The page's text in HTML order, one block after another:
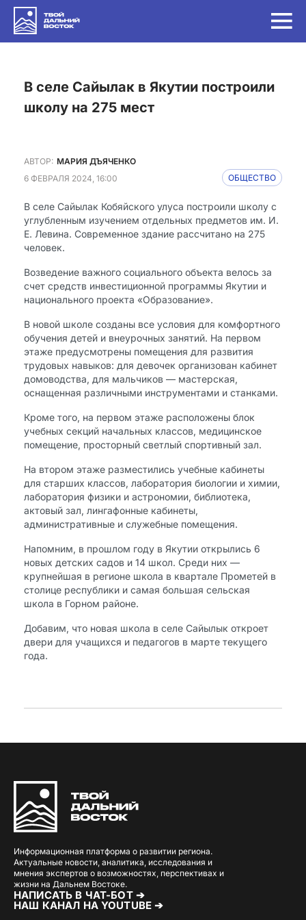
в селе Сайылак в Якутии построили
школу на 275 мест
АВТОР: МАРИЯ ДЪЯЧЕНКО
6 ФЕВРАЛЯ 2024, 16:00
ОБЩЕСТВО
В селе Сайылак Кобяйского улуса построили школу с
углубленным изучением отдельных предметов им. И.
Е. Левина. Современное здание рассчитано на 275
человек.
Возведение важного социального объекта велось за
счет средств инвестиционной программы Якутии и
национального проекта «Образование».
В новой школе созданы все условия для комфортного
обучения детей и внеурочных занятий. На первом
этаже предусмотрены помещения для развития
трудовых навыков: для девочек организован кабинет
домоводства, для мальчиков — мастерская,
оснащенная различными инструментами и станками.
Кроме того, на первом этаже расположены блок
учебных секций начальных классов, медицинское
помещение, просторный светлый спортивный зал.
На втором этаже разместились учебные кабинеты
для старших классов, лаборатория биологии и химии,
лаборатория физики и астрономии, библиотека,
актовый зал, лингафонные кабинеты,
административные и служебные помещения.
Напомним, в прошлом году в Якутии открылись 6
новых детских садов и 14 школ. Среди них —
крупнейшая в регионе школа в квартале Прометей в
столице республики и самая большая сельская
школа в Горном районе.
Добавим, что новая школа в селе Сайылык откроет
двери для учащихся и педагогов в марте текущего
года.
Информационная платформа о развитии региона.
Актуальные новости, аналитика, исследования и
мнения экспертов о возможностях, перспективах и
жизни на Дальнем Востоке.
НАПИСАТЬ В ЧАТ-БОТ ➔
НАШ КАНАЛ НА YOUTUBE ➔